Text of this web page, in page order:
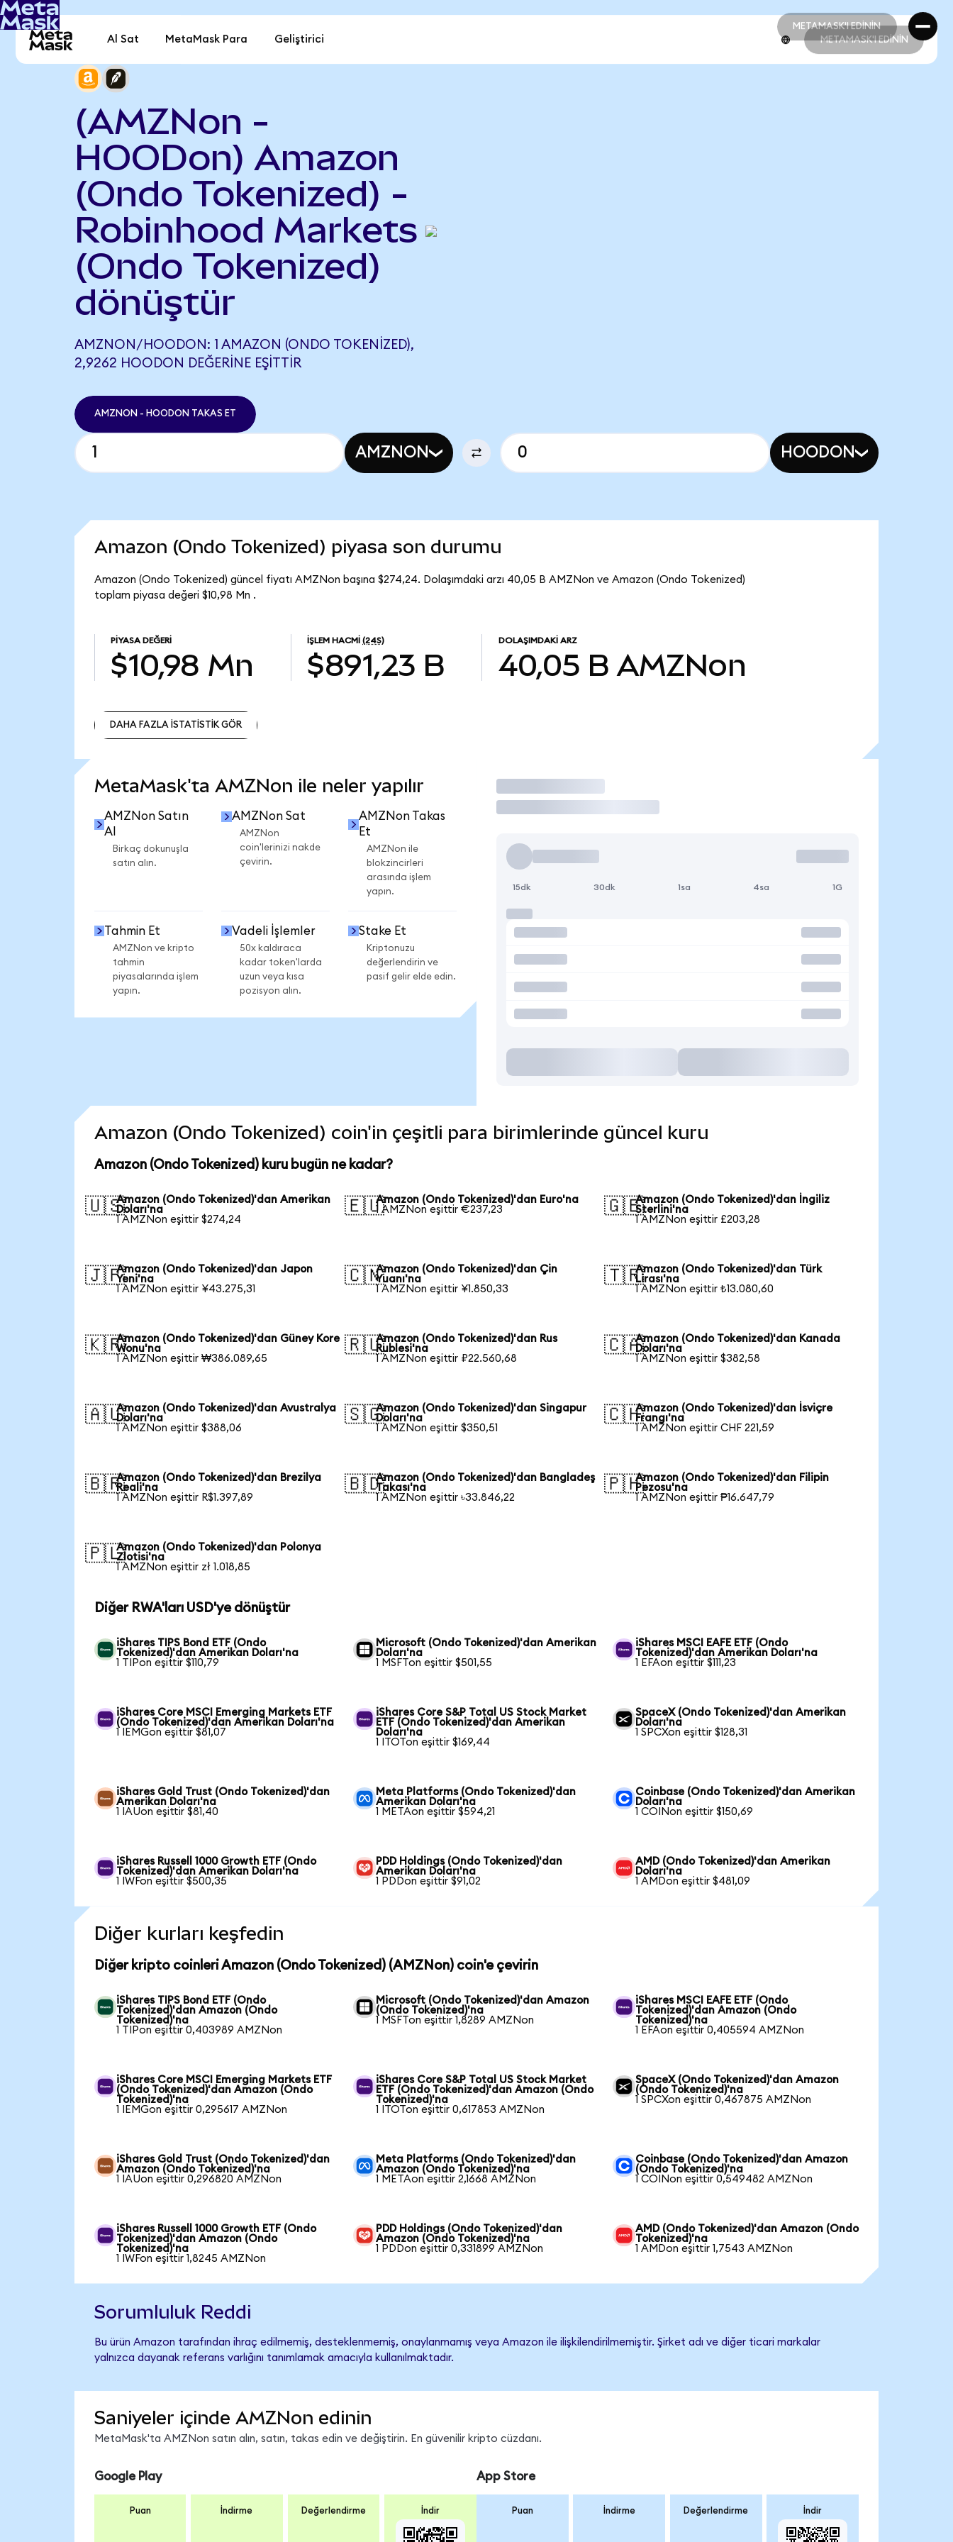
METAMASK'I EDİNİN
METAMASK'I EDİNİN
Al Sat MetaMask Para Geliştirici METAMASK'I EDİNİN
(AMZNon -
HOODon) Amazon
(Ondo Tokenized) -
Robinhood Markets
(Ondo Tokenized)
dönüştür
AMZNON/HOODON: 1 AMAZON (ONDO TOKENIZED),
2,9262 HOODON DEĞERINE EŞITTIR
AMZNON - HOODON TAKAS ET
AMZNON HOODON
Amazon (Ondo Tokenized) piyasa son durumu
Amazon (Ondo Tokenized) güncel fiyatı AMZNon başına $274,24. Dolaşımdaki arzı 40,05 B AMZNon ve Amazon (Ondo Tokenized)
toplam piyasa değeri $10,98 Mn .
PIYASA DEĞERI
$10,98 Mn
İŞLEM HACMI (24S)
$891,23 B
DOLAŞIMDAKI ARZ
40,05 B AMZNon
DAHA FAZLA İSTATİSTİK GÖR
MetaMask'ta AMZNon ile neler yapılır
AMZNon Satın
Al
Birkaç dokunuşla
satın alın.
AMZNon Sat
AMZNon
coin'lerinizi nakde
çevirin.
AMZNon Takas
Et
AMZNon ile
blokzincirleri
arasında işlem
yapın.
Tahmin Et
AMZNon ve kripto
tahmin
piyasalarında işlem
yapın.
Vadeli İşlemler
50x kaldıraca
kadar token'larda
uzun veya kısa
pozisyon alın.
Stake Et
Kriptonuzu
değerlendirin ve
pasif gelir elde edin.
İşlem Yap
15dk 30dk 1sa 4sa 1G
Amazon (Ondo Tokenized) coin'in çeşitli para birimlerinde güncel kuru
Amazon (Ondo Tokenized) kuru bugün ne kadar?
🇺🇸Amazon (Ondo Tokenized)'dan Amerikan
Doları'na
1 AMZNon eşittir $274,24
🇪🇺Amazon (Ondo Tokenized)'dan Euro'na
1 AMZNon eşittir €237,23
🇬🇧Amazon (Ondo Tokenized)'dan İngiliz
Sterlini'na
1 AMZNon eşittir £203,28
🇯🇵Amazon (Ondo Tokenized)'dan Japon
Yeni'na
1 AMZNon eşittir ¥43.275,31
🇨🇳Amazon (Ondo Tokenized)'dan Çin
Yuanı'na
1 AMZNon eşittir ¥1.850,33
🇹🇷Amazon (Ondo Tokenized)'dan Türk
Lirası'na
1 AMZNon eşittir ₺13.080,60
🇰🇷Amazon (Ondo Tokenized)'dan Güney Kore
Wonu'na
1 AMZNon eşittir ₩386.089,65
🇷🇺Amazon (Ondo Tokenized)'dan Rus
Rublesi'na
1 AMZNon eşittir ₽22.560,68
🇨🇦Amazon (Ondo Tokenized)'dan Kanada
Doları'na
1 AMZNon eşittir $382,58
🇦🇺Amazon (Ondo Tokenized)'dan Avustralya
Doları'na
1 AMZNon eşittir $388,06
🇸🇬Amazon (Ondo Tokenized)'dan Singapur
Doları'na
1 AMZNon eşittir $350,51
🇨🇭Amazon (Ondo Tokenized)'dan İsviçre
Frangı'na
1 AMZNon eşittir CHF 221,59
🇧🇷Amazon (Ondo Tokenized)'dan Brezilya
Reali'na
1 AMZNon eşittir R$1.397,89
🇧🇩Amazon (Ondo Tokenized)'dan Bangladeş
Takası'na
1 AMZNon eşittir ৳33.846,22
🇵🇭Amazon (Ondo Tokenized)'dan Filipin
Pezosu'na
1 AMZNon eşittir ₱16.647,79
🇵🇱Amazon (Ondo Tokenized)'dan Polonya
Zlotisi'na
1 AMZNon eşittir zł 1.018,85
Diğer RWA'ları USD'ye dönüştür
iShares TIPS Bond ETF (Ondo
Tokenized)'dan Amerikan Doları'na
1 TIPon eşittir $110,79
Microsoft (Ondo Tokenized)'dan Amerikan
Doları'na
1 MSFTon eşittir $501,55
iShares MSCI EAFE ETF (Ondo
Tokenized)'dan Amerikan Doları'na
1 EFAon eşittir $111,23
iShares Core MSCI Emerging Markets ETF
(Ondo Tokenized)'dan Amerikan Doları'na
1 IEMGon eşittir $81,07
iShares Core S&P Total US Stock Market
ETF (Ondo Tokenized)'dan Amerikan
Doları'na
1 ITOTon eşittir $169,44
SpaceX (Ondo Tokenized)'dan Amerikan
Doları'na
1 SPCXon eşittir $128,31
iShares Gold Trust (Ondo Tokenized)'dan
Amerikan Doları'na
1 IAUon eşittir $81,40
Meta Platforms (Ondo Tokenized)'dan
Amerikan Doları'na
1 METAon eşittir $594,21
Coinbase (Ondo Tokenized)'dan Amerikan
Doları'na
1 COINon eşittir $150,69
iShares Russell 1000 Growth ETF (Ondo
Tokenized)'dan Amerikan Doları'na
1 IWFon eşittir $500,35
PDD Holdings (Ondo Tokenized)'dan
Amerikan Doları'na
1 PDDon eşittir $91,02
AMD (Ondo Tokenized)'dan Amerikan
Doları'na
1 AMDon eşittir $481,09
Diğer kurları keşfedin
Diğer kripto coinleri Amazon (Ondo Tokenized) (AMZNon) coin'e çevirin
iShares TIPS Bond ETF (Ondo
Tokenized)'dan Amazon (Ondo
Tokenized)'na
1 TIPon eşittir 0,403989 AMZNon
Microsoft (Ondo Tokenized)'dan Amazon
(Ondo Tokenized)'na
1 MSFTon eşittir 1,8289 AMZNon
iShares MSCI EAFE ETF (Ondo
Tokenized)'dan Amazon (Ondo
Tokenized)'na
1 EFAon eşittir 0,405594 AMZNon
iShares Core MSCI Emerging Markets ETF
(Ondo Tokenized)'dan Amazon (Ondo
Tokenized)'na
1 IEMGon eşittir 0,295617 AMZNon
iShares Core S&P Total US Stock Market
ETF (Ondo Tokenized)'dan Amazon (Ondo
Tokenized)'na
1 ITOTon eşittir 0,617853 AMZNon
SpaceX (Ondo Tokenized)'dan Amazon
(Ondo Tokenized)'na
1 SPCXon eşittir 0,467875 AMZNon
iShares Gold Trust (Ondo Tokenized)'dan
Amazon (Ondo Tokenized)'na
1 IAUon eşittir 0,296820 AMZNon
Meta Platforms (Ondo Tokenized)'dan
Amazon (Ondo Tokenized)'na
1 METAon eşittir 2,1668 AMZNon
Coinbase (Ondo Tokenized)'dan Amazon
(Ondo Tokenized)'na
1 COINon eşittir 0,549482 AMZNon
iShares Russell 1000 Growth ETF (Ondo
Tokenized)'dan Amazon (Ondo
Tokenized)'na
1 IWFon eşittir 1,8245 AMZNon
PDD Holdings (Ondo Tokenized)'dan
Amazon (Ondo Tokenized)'na
1 PDDon eşittir 0,331899 AMZNon
AMD (Ondo Tokenized)'dan Amazon (Ondo
Tokenized)'na
1 AMDon eşittir 1,7543 AMZNon
Sorumluluk Reddi
Bu ürün Amazon tarafından ihraç edilmemiş, desteklenmemiş, onaylanmamış veya Amazon ile ilişkilendirilmemiştir. Şirket adı ve diğer ticari markalar
yalnızca dayanak referans varlığını tanımlamak amacıyla kullanılmaktadır.
Saniyeler içinde AMZNon edinin
MetaMask'ta AMZNon satın alın, satın, takas edin ve değiştirin. En güvenilir kripto cüzdanı.
Google Play
Puan İndirme Değerlendirme İndir
App Store
Puan İndirme Değerlendirme İndir